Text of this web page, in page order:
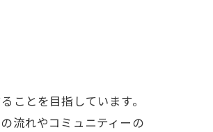
ことを目指しています。
流れやコミュニティーの